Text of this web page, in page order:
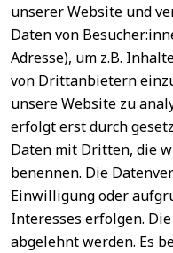
unserer Website und
Daten von
Adresse), um z.B.
von Drittanbietern
unsere Website zu
erfolgt erst durch
Daten mit Dritten, die
benennen. Die
Einwilligung oder
Interesses erfolgen.
abgelehnt werden. Es
Rechtliches
AGB
Impressum
Widerrufsrecht
Widerrufsform
ular
Service
Kontakt
Zahlung &
Versand
abonnieren